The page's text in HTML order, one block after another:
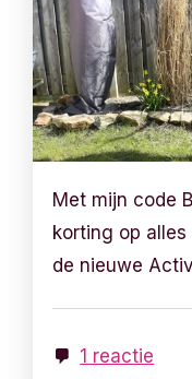
Met mijn code
korting op alles
de nieuwe
1 reactie